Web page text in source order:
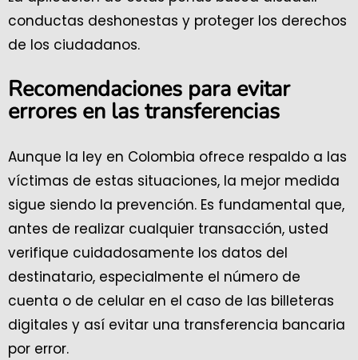
conductas deshonestas y proteger los derechos
de los ciudadanos.
Recomendaciones para evitar
errores en las transferencias
Aunque la ley en Colombia ofrece respaldo a las
víctimas de estas situaciones, la mejor medida
sigue siendo la prevención. Es fundamental que,
antes de realizar cualquier transacción, usted
verifique cuidadosamente los datos del
destinatario, especialmente el número de
cuenta o de celular en el caso de las billeteras
digitales y así evitar una transferencia bancaria
por error.